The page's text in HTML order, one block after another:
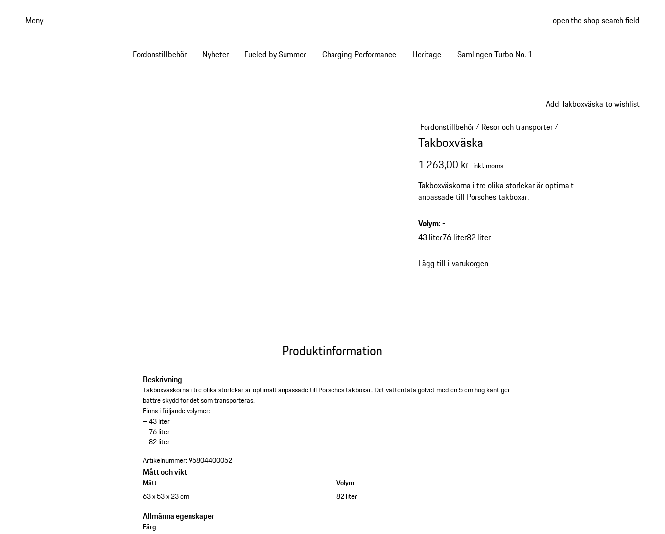
Meny open the shop search field
Fordonstillbehör Nyheter Fueled by Summer Charging Performance Heritage Samlingen Turbo No. 1
Add Takboxväska to wishlist
Fordonstillbehör/ Resor och transporter/
Takboxväska
1 263,00 kr inkl. moms
Takboxväskorna i tre olika storlekar är optimalt
anpassade till Porsches takboxar.
Volym:-
43 liter76 liter82 liter
Lägg till i varukorgen
Produktinformation
Beskrivning
Takboxväskorna i tre olika storlekar är optimalt anpassade till Porsches takboxar. Det vattentäta golvet med en 5 cm hög kant ger
bättre skydd för det som transporteras.
Finns i följande volymer:
– 43 liter
– 76 liter
– 82 liter
Artikelnummer:95804400052
Mått och vikt
Mått
63 x 53 x 23 cm
Volym
82 liter
Allmänna egenskaper
Färg